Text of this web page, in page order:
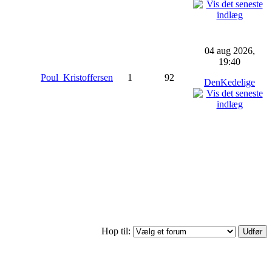
Poul_Kristoffersen 1 92
04 aug 2026,
19:40
DenKedelige
Hop til: